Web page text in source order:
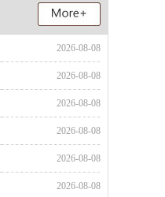
2026-08-08
2026-08-08
2026-08-08
2026-08-08
2026-08-08
2026-08-08